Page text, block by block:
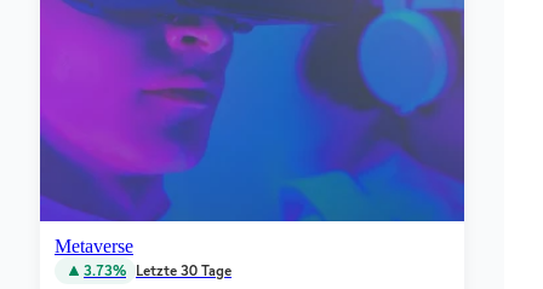
Metaverse
3.73%
Letzte 30 Tage